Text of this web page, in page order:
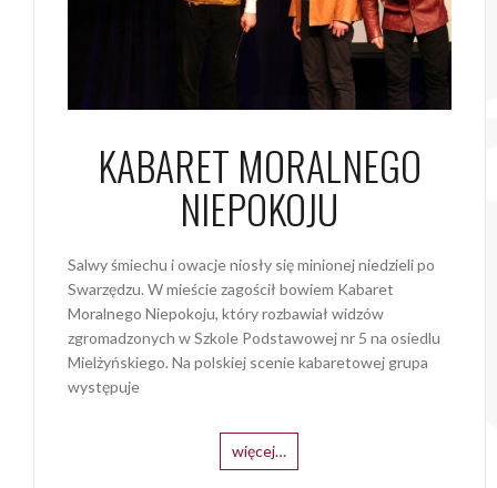
KABARET MORALNEGO
NIEPOKOJU
Salwy śmiechu i owacje niosły się minionej niedzieli po
Swarzędzu. W mieście zagościł bowiem Kabaret
Moralnego Niepokoju, który rozbawiał widzów
zgromadzonych w Szkole Podstawowej nr 5 na osiedlu
Mielżyńskiego. Na polskiej scenie kabaretowej grupa
występuje
więcej…